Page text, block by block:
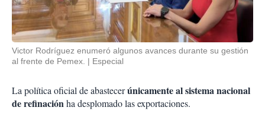
Victor Rodríguez enumeró algunos avances durante su gestión
al frente de Pemex.
Especial
La política oficial de abastecerúnicamente al sistema nacional
de refinaciónha desplomado las exportaciones.